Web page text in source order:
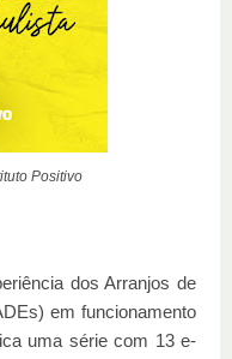
Positivo
dos Arranjos de
em funcionamento
uma série com 13 e-